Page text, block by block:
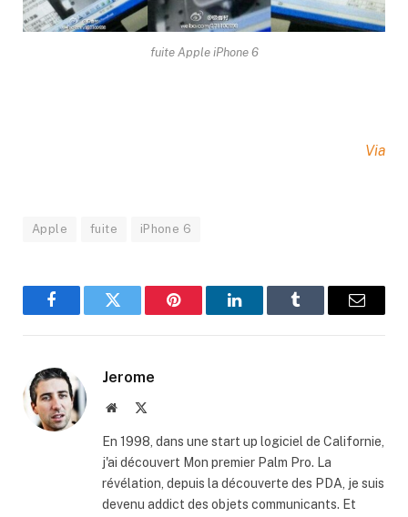
fuite Apple iPhone 6
Via
Apple fuite iPhone 6
FacebookTwitter Pinterest LinkedInTumblr Email
Jerome
Website
En 1998, dans une start up logiciel de Californie,
j'ai découvert Mon premier Palm Pro. La
révélation, depuis la découverte des PDA, je suis
devenu addict des objets communicants. Et